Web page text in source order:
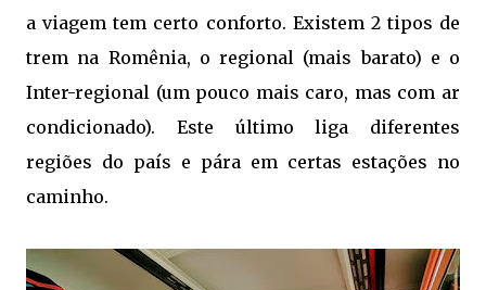
a viagem tem certo conforto. Existem 2 tipos de
trem na Romênia, o regional (mais barato) e o
Inter-regional (um pouco mais caro, mas com ar
condicionado). Este último liga diferentes
regiões do país e pára em certas estações no
caminho.